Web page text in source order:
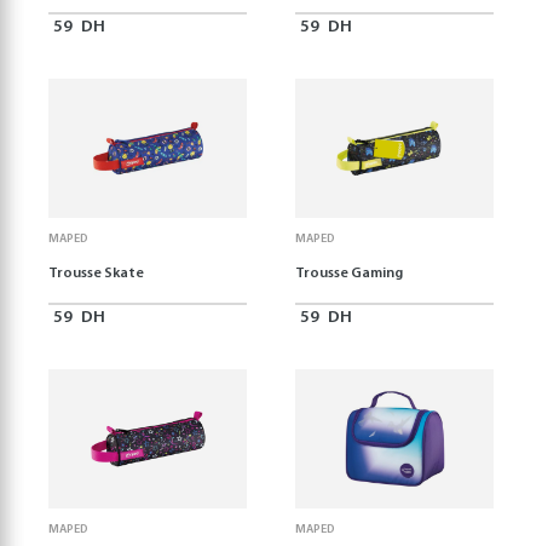
59 DH 59 DH
MAPED
Trousse Skate
59 DH
MAPED
Trousse Gaming
59 DH
MAPED MAPED